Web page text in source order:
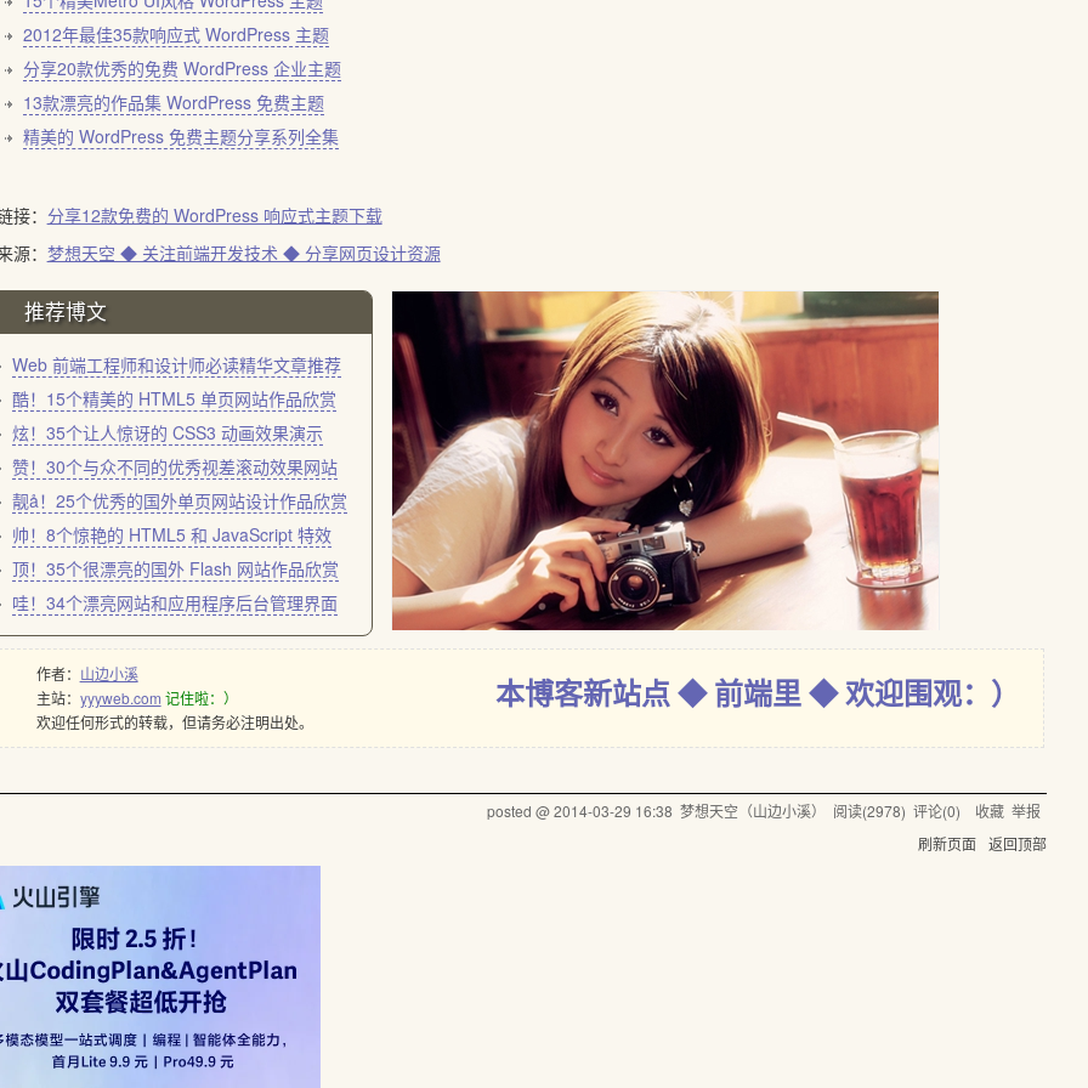
2012年最佳35款响应式 WordPress 主题
分享20款优秀的免费 WordPress 企业主题
13款漂亮的作品集 WordPress 免费主题
精美的 WordPress 免费主题分享系列全集
接： 分享12款免费的 WordPress 响应式主题下载
源： 梦想天空 ◆ 关注前端开发技术 ◆ 分享网页设计资源
推荐博文
Web 前端工程师和设计师必读精华文章推荐
酷！15个精美的 HTML5 单页网站作品欣赏
炫！35个让人惊讶的 CSS3 动画效果演示
赞！30个与众不同的优秀视差滚动效果网站
靓å！25个优秀的国外单页网站设计作品欣赏
帅！8个惊艳的 HTML5 和 JavaScript 特效
顶！35个很漂亮的国外 Flash 网站作品欣赏
哇！34个漂亮网站和应用程序后台管理界面
本博客新站点 ◆ 前端里 ◆ 欢迎围观：）
作者： 山边小溪
主站： yyyweb.com 记住啦：）
欢迎任何形式的转载，但请务必注明出处。
posted @2014-03-29 16:38 梦想天空（山边小溪） 阅读(2978) 评论(0) 收藏 举报
刷新页面
返回顶部